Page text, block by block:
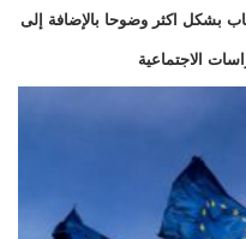
بشكل اكثر وضوحا بالإضافة إلى
الاجتماعية